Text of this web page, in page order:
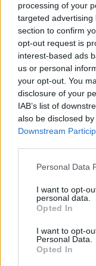
processing of your
targeted
section to confirm
opt-out request is
interest-based ads
us or personal
your opt-out. You
disclosure of your
IAB’s list of
also be disclosed
Downstream
Personal Data
I want to opt-
personal data.
Opted In
I want to opt-
Personal Data.
Opted In
développeur
grandir. Vous
niveau
dessous et
aider!
Réponses
Entrez
lettres
nous avons
pourraient vous
V I N